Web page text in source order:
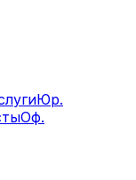
Юр.
Оф.